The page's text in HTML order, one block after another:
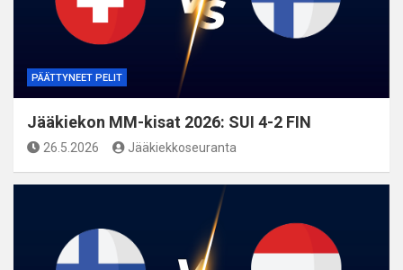
PÄÄTTYNEET PELIT
Jääkiekon MM-kisat 2026: SUI 4-2 FIN
26.5.2026 Jääkiekkoseuranta